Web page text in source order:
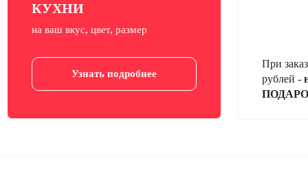
КУХНИ
на ваш вкус, цвет, размер
Узнать подробнее
При
рублей -